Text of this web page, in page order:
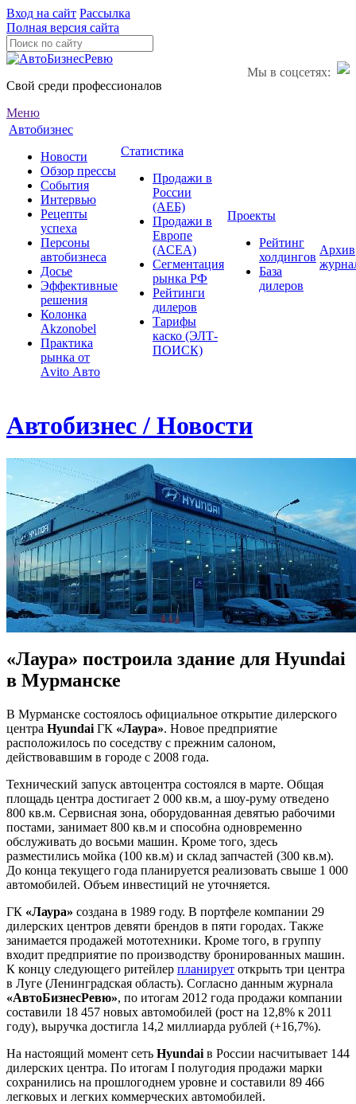
Вход на сайт Рассылка
Полная версия сайта
Мы в соцсетях:
Свой среди профессионалов
Меню
Автобизнес
Новости
Обзор прессы
События
Интервью
Рецепты
успеха
Персоны
автобизнеса
Досье
Эффективные
решения
Колонка
Akzonobel
Практика
рынка от
Аvito Авто
Статистика
Продажи в
России
(АЕБ)
Продажи в
Европе
(ACEA)
Сегментация
рынка РФ
Рейтинги
дилеров
Тарифы
каско (ЭЛТ-
ПОИСК)
Проекты
Рейтинг
холдингов
База
дилеров
Архив
Автобизнес / Новости
«Лаура» построила здание для Hyundai
в Мурманске
В Мурманске состоялось официальное открытие дилерского
центра Hyundai ГК «Лаура». Новое предприятие
расположилось по соседству с прежним салоном,
действовавшим в городе с 2008 года.
Технический запуск автоцентра состоялся в марте. Общая
площадь центра достигает 2 000 кв.м, а шоу-руму отведено
800 кв.м. Сервисная зона, оборудованная девятью рабочими
постами, занимает 800 кв.м и способна одновременно
обслуживать до восьми машин. Кроме того, здесь
разместились мойка (100 кв.м) и склад запчастей (300 кв.м).
До конца текущего года планируется реализовать свыше 1 000
автомобилей. Объем инвестиций не уточняется.
ГК «Лаура» создана в 1989 году. В портфеле компании 29
дилерских центров девяти брендов в пяти городах. Также
занимается продажей мототехники. Кроме того, в группу
входит предприятие по производству бронированных машин.
К концу следующего ритейлер планирует открыть три центра
в Луге (Ленинградская область). Согласно данным журнала
«АвтоБизнесРевю», по итогам 2012 года продажи компании
составили 18 457 новых автомобилей (рост на 12,8% к 2011
году), выручка достигла 14,2 миллиарда рублей (+16,7%).
На настоящий момент сеть Hyundai в России насчитывает 144
дилерских центра. По итогам I полугодия продажи марки
сохранились на прошлогоднем уровне и составили 89 466
легковых и легких коммерческих автомобилей.